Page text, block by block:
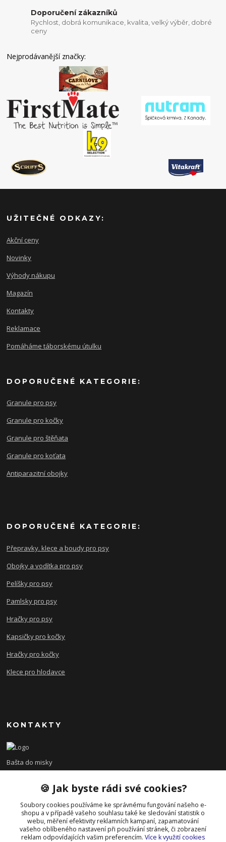
Doporučení zákazníků
Rychlost, dobrá komunikace, kvalita, velký výběr, dobré
ceny
Nejprodávanější značky:
UŽITEČNÉ ODKAZY:
Akční ceny
Novinky
Výhody nákupu
Magazín
Kontakty
Reklamace
Pomáháme táborskému útulku
DOPORUČENÉ KATEGORIE:
Granule pro psy
Granule pro kočky
Granule pro štěňata
Granule pro koťata
Antiparazitní obojky
DOPORUČENÉ KATEGORIE:
Přepravky. klece a boudy pro psy
Obojky a vodítka pro psy
Pelíšky pro psy
Pamlsky pro psy
Hračky pro psy
Kapsičky pro kočky
Hračky pro kočky
Klece pro hlodavce
KONTAKTY
Bašta do misky
+420 608 479 610
po - pá 8:00 - 15:00
info@bastadomisky.cz
🍪 Jak byste rádi své cookies?
Soubory cookies používáme ke správnému fungování našeho e-
shopu a v případě vašeho souhlasu také ke sledování statistik o
webu, měření efektivity reklamních kampaní, zapamatování
vašeho oblíbeného nastavení při používání stránek, či zobrazení
reklam odpovídajících vašim preferencím. Více k využití cookies